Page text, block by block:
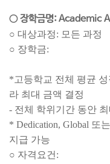
○ 장학금명: Academic
○ 대상과정: 모든 과정
○ 장학금:
*고등학교 전체 평균
라 최대 금액 결정
- 전체 학위기간 동안
* Dedication, Global 또
지급 가능
○ 자격요건: